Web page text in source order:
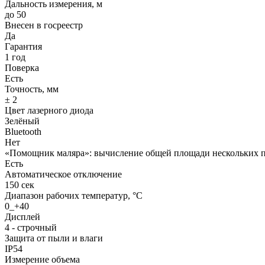
Дальность измерения, м
до 50
Внесен в госреестр
Да
Гарантия
1 год
Поверка
Есть
Точность, мм
± 2
Цвет лазерного диода
Зелёный
Bluetooth
Нет
«Помощник маляра»: вычисление общей площади нескольких
Есть
Автоматическое отключение
150 сек
Диапазон рабочих температур, °С
0_+40
Дисплей
4 - строчный
Защита от пыли и влаги
IP54
Измерение объема